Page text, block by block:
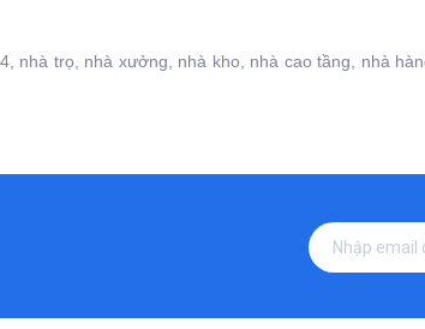
4, nhà trọ, nhà xưởng, nhà kho, nhà cao tầng, nhà